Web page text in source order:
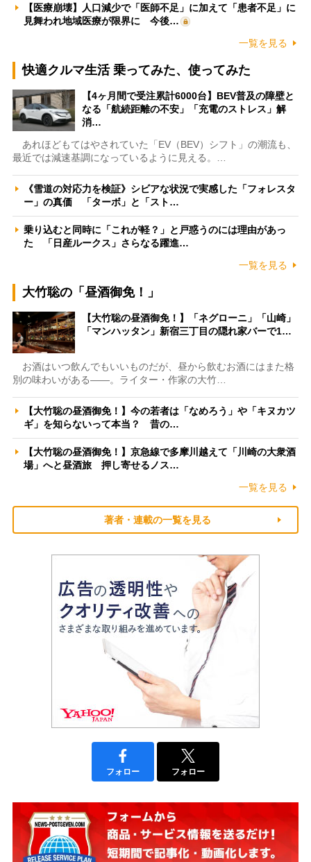
【医療崩壊】人口減少で「医師不足」に加えて「患者不足」に
見舞われ地域医療が限界に 今後…
一覧を見る
快適クルマ生活 乗ってみた、使ってみた
【4ヶ月間で受注累計6000台】BEV普及の障壁と
なる「航続距離の不安」「充電のストレス」解
消…
あれほどもてはやされていた「EV（BEV）シフト」の潮流も、
最近では減速基調になっているように見える。…
《雪道の対応力を検証》シビアな状況で実感した「フォレスタ
ー」の真価 「ターボ」と「スト…
乗り込むと同時に「これが軽？」と戸惑うのには理由があっ
た 「日産ルークス」さらなる躍進…
一覧を見る
大竹聡の「昼酒御免！」
【大竹聡の昼酒御免！】「ネグローニ」「山崎」
「マンハッタン」新宿三丁目の隠れ家バーで1…
お酒はいつ飲んでもいいものだが、昼から飲むお酒にはまた格
別の味わいがある――。ライター・作家の大竹…
【大竹聡の昼酒御免！】今の若者は「なめろう」や「キヌカツ
ギ」を知らないって本当？ 昔の…
【大竹聡の昼酒御免！】京急線で多摩川越えて「川崎の大衆酒
場」へと昼酒旅 押し寄せるノス…
一覧を見る
著者・連載の一覧を見る
フォロー フォロー